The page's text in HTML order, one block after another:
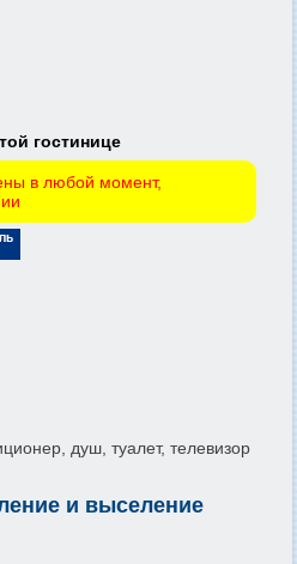
гостинице
в любой момент,
душ, туалет, телевизор
и выселение